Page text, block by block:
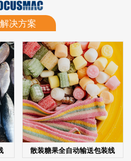
解决方案
散装糖果全自动输送包装线